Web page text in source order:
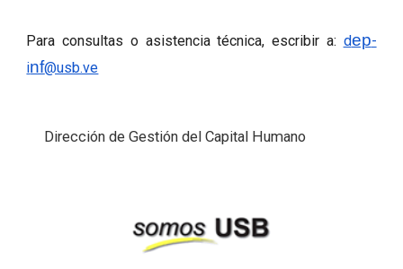
Para consultas o asistencia técnica, escribir a: dep-
inf@usb.ve
Dirección de Gestión del Capital Humano